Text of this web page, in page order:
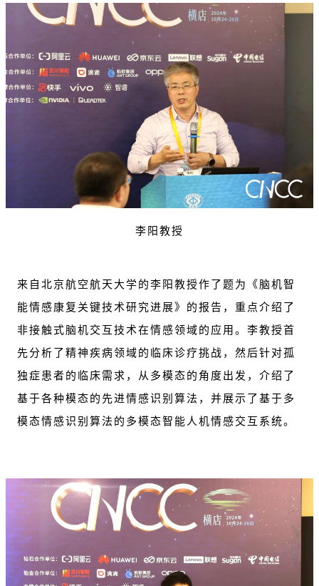
李阳教授
来自北京航空航天大学的李阳教授作了题为《脑机智
能情感康复关键技术研究进展》的报告，重点介绍了
非接触式脑机交互技术在情感领域的应用。李教授首
先分析了精神疾病领域的临床诊疗挑战，然后针对孤
独症患者的临床需求，从多模态的角度出发，介绍了
基于各种模态的先进情感识别算法，并展示了基于多
模态情感识别算法的多模态智能人机情感交互系统。